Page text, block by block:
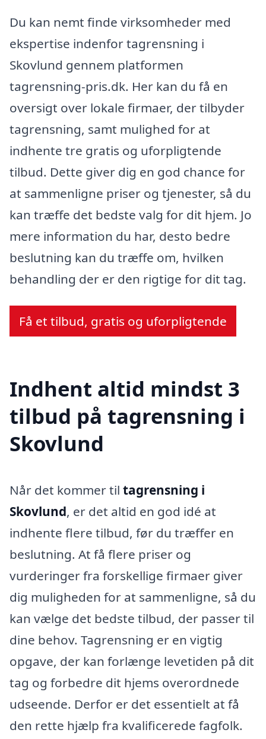
Du kan nemt finde virksomheder med
ekspertise indenfor tagrensning i
Skovlund gennem platformen
tagrensning-pris.dk. Her kan du få en
oversigt over lokale firmaer, der tilbyder
tagrensning, samt mulighed for at
indhente tre gratis og uforpligtende
tilbud. Dette giver dig en god chance for
at sammenligne priser og tjenester, så du
kan træffe det bedste valg for dit hjem. Jo
mere information du har, desto bedre
beslutning kan du træffe om, hvilken
behandling der er den rigtige for dit tag.
Få et tilbud, gratis og uforpligtende
Indhent altid mindst 3
tilbud på tagrensning i
Skovlund
Når det kommer til tagrensning i
Skovlund, er det altid en god idé at
indhente flere tilbud, før du træffer en
beslutning. At få flere priser og
vurderinger fra forskellige firmaer giver
dig muligheden for at sammenligne, så du
kan vælge det bedste tilbud, der passer til
dine behov. Tagrensning er en vigtig
opgave, der kan forlænge levetiden på dit
tag og forbedre dit hjems overordnede
udseende. Derfor er det essentielt at få
den rette hjælp fra kvalificerede fagfolk.